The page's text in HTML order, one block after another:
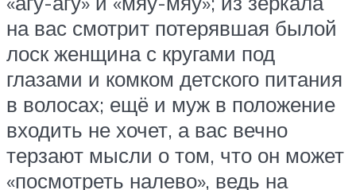
на вас смотрит потерявшая былой
лоск женщина с кругами под
глазами и комком детского питания
в волосах; ещё и муж в положение
входить не хочет, а вас вечно
терзают мысли о том, что он может
«посмотреть налево», ведь на